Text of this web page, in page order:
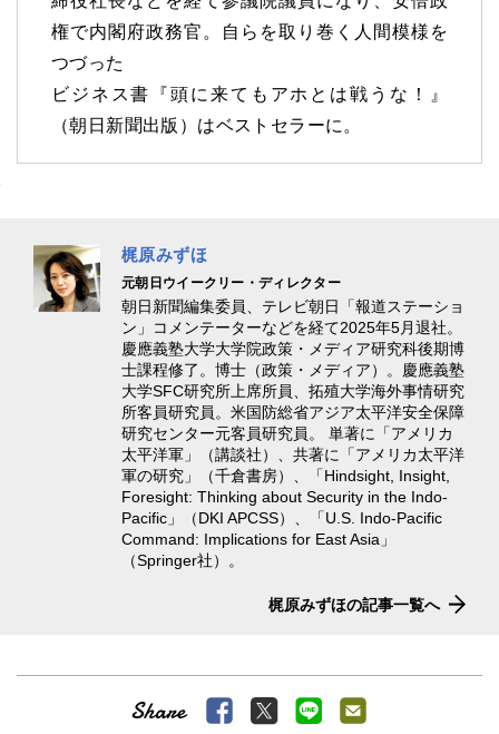
権で内閣府政務官。自らを取り巻く人間模様を
つづった
ビジネス書『頭に来てもアホとは戦うな！』
（朝日新聞出版）はベストセラーに。
梶原みずほ
元朝日ウイークリー・ディレクター
朝日新聞編集委員、テレビ朝日「報道ステーショ
ン」コメンテーターなどを経て2025年5月退社。
慶應義塾大学大学院政策・メディア研究科後期博
士課程修了。博士（政策・メディア）。慶應義塾
大学SFC研究所上席所員、拓殖大学海外事情研究
所客員研究員。米国防総省アジア太平洋安全保障
研究センター元客員研究員。 単著に「アメリカ
太平洋軍」（講談社）、共著に「アメリカ太平洋
軍の研究」（千倉書房）、「Hindsight, Insight,
Foresight: Thinking about Security in the Indo-
Pacific」（DKI APCSS）、「U.S. Indo-Pacific
Command: Implications for East Asia」
（Springer社）。
梶原みずほの記事一覧へ